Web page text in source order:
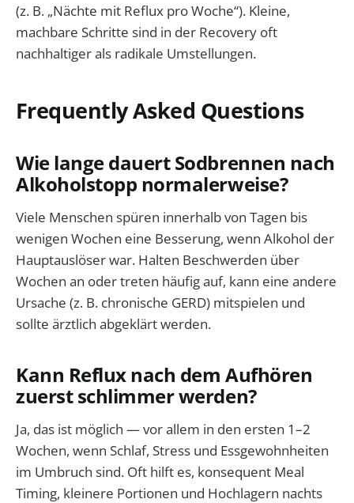
(z. B. „Nächte mit Reflux pro Woche“). Kleine,
machbare Schritte sind in der Recovery oft
nachhaltiger als radikale Umstellungen.
Frequently Asked Questions
Wie lange dauert Sodbrennen nach
Alkoholstopp normalerweise?
Viele Menschen spüren innerhalb von Tagen bis
wenigen Wochen eine Besserung, wenn Alkohol der
Hauptauslöser war. Halten Beschwerden über
Wochen an oder treten häufig auf, kann eine andere
Ursache (z. B. chronische GERD) mitspielen und
sollte ärztlich abgeklärt werden.
Kann Reflux nach dem Aufhören
zuerst schlimmer werden?
Ja, das ist möglich — vor allem in den ersten 1–2
Wochen, wenn Schlaf, Stress und Essgewohnheiten
im Umbruch sind. Oft hilft es, konsequent Meal
Timing, kleinere Portionen und Hochlagern nachts